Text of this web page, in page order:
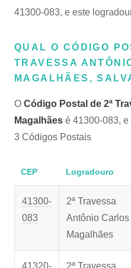
41300-083, e este
QUAL O CÓDIGO
TRAVESSA
MAGALHÃES,
O Código Postal de 2ª
Magalhães é 41300-083,
3 Códigos Postais
CEP Logradouro
41300-
083
2ª Travessa
Antônio Carlos
Magalhães
41320-
2ª Travessa